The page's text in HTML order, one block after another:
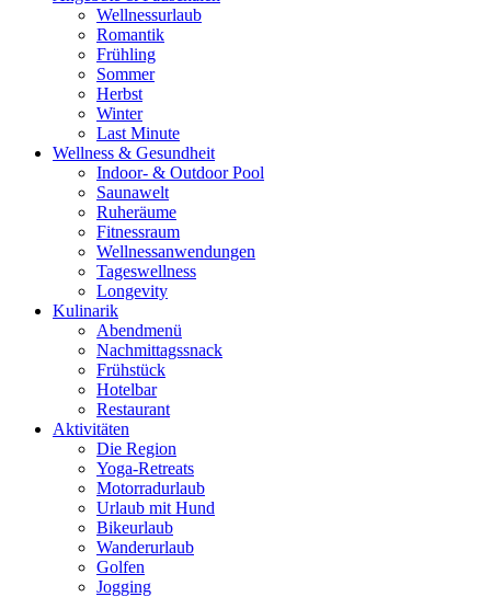
Wellnessurlaub
Romantik
Frühling
Sommer
Herbst
Winter
Last Minute
Wellness & Gesundheit
Indoor- & Outdoor Pool
Saunawelt
Ruheräume
Fitnessraum
Wellness­anwendungen
Tageswellness
Longevity
Kulinarik
Abendmenü
Nachmittagssnack
Frühstück
Hotelbar
Restaurant
Aktivitäten
Die Region
Yoga-Retreats
Motorradurlaub
Urlaub mit Hund
Bikeurlaub
Wanderurlaub
Golfen
Jogging